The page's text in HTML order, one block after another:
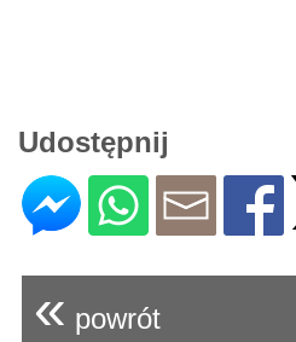
Udostępnij
« powrót